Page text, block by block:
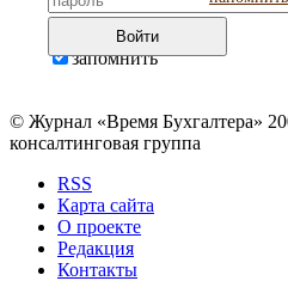
Войти
запомнить
© Журнал «Время Бухгалтера»
консалтинговая группа
RSS
Карта сайта
О проекте
Редакция
Контакты